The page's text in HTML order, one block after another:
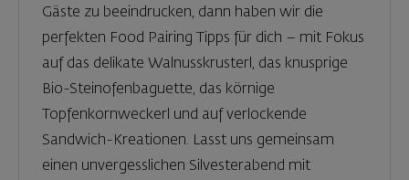
Gäste zu beeindrucken, dann haben wir die
perfekten Food Pairing Tipps für dich – mit Fokus
auf das delikate Walnusskrusterl, das knusprige
Bio-Steinofenbaguette, das körnige
Topfenkornweckerl und auf verlockende
Sandwich-Kreationen. Lasst uns gemeinsam
einen unvergesslichen Silvesterabend mit